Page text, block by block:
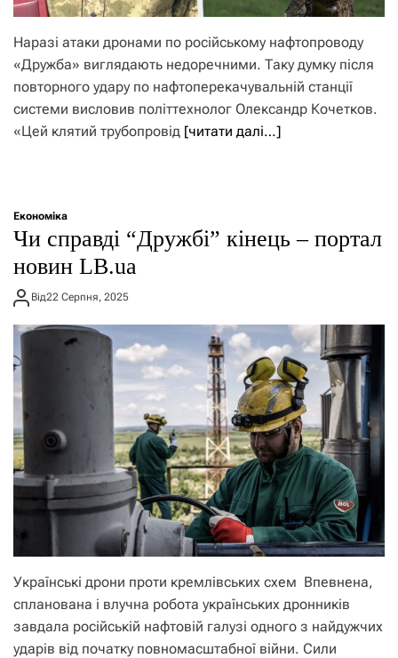
Наразі атаки дронами по російському нафтопроводу
«Дружба» виглядають недоречними. Таку думку після
повторного удару по нафтоперекачувальній станції
системи висловив політтехнолог Олександр Кочетков.
«Цей клятий трубопровід [читати далі…]
Економіка
Чи справді “Дружбі” кінець – портал
новин LB.ua
Від22 Серпня, 2025
Українські дрони проти кремлівських схем Впевнена,
спланована і влучна робота українських дронників
завдала російській нафтовій галузі одного з найдужчих
ударів від початку повномасштабної війни. Сили